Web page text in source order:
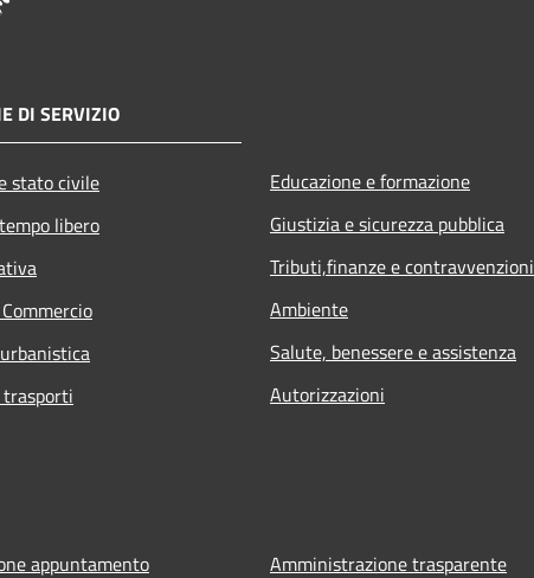
DI SERVIZIO
stato civile
libero
Educazione e formazione
Giustizia e sicurezza pubblica
Tributi,finanze e contravvenzioni
Ambiente
Salute, benessere e assistenza
Autorizzazioni
appuntamento Amministrazione trasparente